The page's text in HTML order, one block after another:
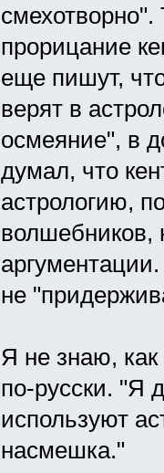
прорицание
еще пишут,
верят в
осмеяние", в
думал, что
астрологию,
не
Я не знаю,
по-русски. "Я
используют
насмешка."